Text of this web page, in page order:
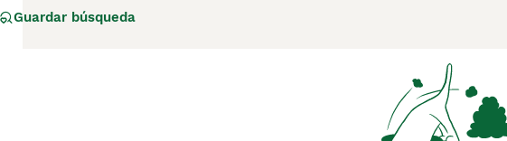
polacas más antiguas. Están registrados en el Kennel Club y pertenecen al
y amistosa. Lee nuestra página de consejos de compra de Pastor
Guardar búsqueda